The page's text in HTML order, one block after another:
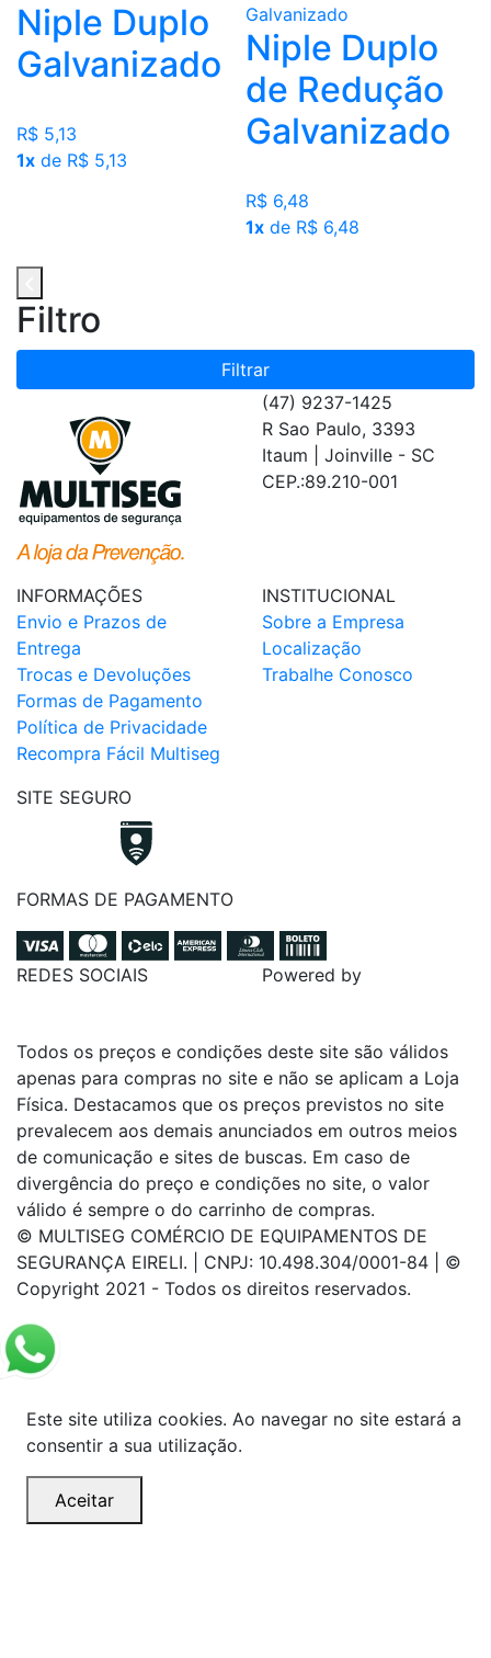
Niple Duplo
Galvanizado
R$ 5,13
1x de R$ 5,13
Niple Duplo
de Redução
Galvanizado
R$ 6,48
1x de R$ 6,48
Filtro
Filtrar
(47) 9237-1425
R Sao Paulo, 3393
Itaum | Joinville - SC
CEP.:89.210-001
INFORMAÇÕES
Envio e Prazos de
Entrega
Trocas e Devoluções
Formas de Pagamento
Política de Privacidade
Recompra Fácil Multiseg
INSTITUCIONAL
Sobre a Empresa
Localização
Trabalhe Conosco
SITE SEGURO
FORMAS DE PAGAMENTO
REDES SOCIAIS Powered by
Todos os preços e condições deste site são válidos
apenas para compras no site e não se aplicam a Loja
Física. Destacamos que os preços previstos no site
prevalecem aos demais anunciados em outros meios
de comunicação e sites de buscas. Em caso de
divergência do preço e condições no site, o valor
válido é sempre o do carrinho de compras.
© MULTISEG COMÉRCIO DE EQUIPAMENTOS DE
SEGURANÇA EIRELI. | CNPJ: 10.498.304/0001-84 | ©
Copyright 2021 - Todos os direitos reservados.
Este site utiliza cookies. Ao navegar no site estará a
consentir a sua utilização.
Aceitar